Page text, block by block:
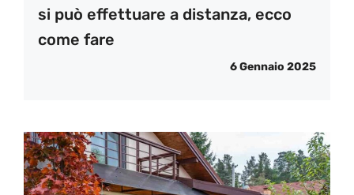
si può effettuare a distanza, ecco
come fare
6 Gennaio 2025